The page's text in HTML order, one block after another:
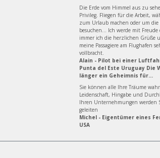
Die Erde vom Himmel aus zu
Privileg. Fliegen für die Arbeit,
zum Urlaub machen oder um die
besuchen... Ich werde mit
immer ich die herzlichen Grüße
meine Passagiere am Flughafen
vollbracht.
Alain - Pilot bei einer
Punta del Este Uruguay Die
länger ein Geheimnis für...
Sie können alle Ihre Träume
Leidenschaft, Hingabe und
Ihren Unternehmungen werden
geleiten
Michel - Eigentümer eines
USA